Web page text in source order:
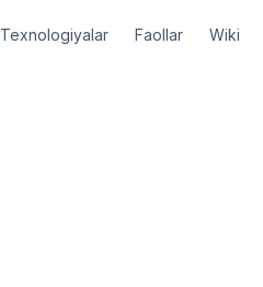
Texnologiyalar Faollar Wiki